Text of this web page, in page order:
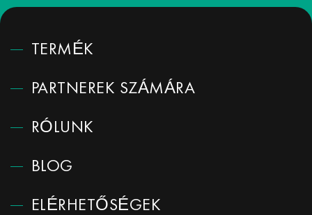
TERMÉK
PARTNEREK SZÁMÁRA
RÓLUNK
BLOG
ELÉRHETŐSÉGEK